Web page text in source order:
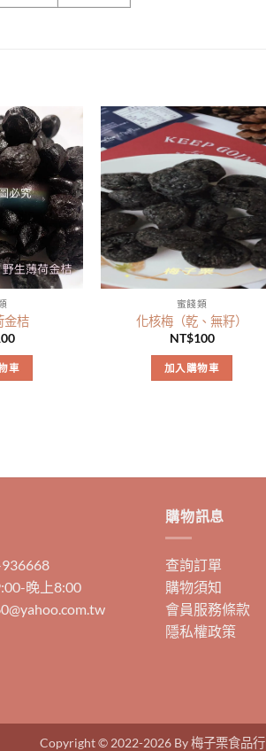
金桔
車
蜜餞類
化核梅（乾、無籽）
NT$100
加入購物車
晚上8:00
購物訊息
查詢訂單
購物須知
會員服務條款
隱私權政策
Copyright © 2022-2026 By 梅子栗食品行